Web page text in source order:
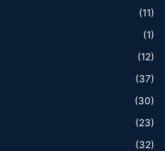
(11)
(1)
(12)
(37)
(30)
(23)
(32)